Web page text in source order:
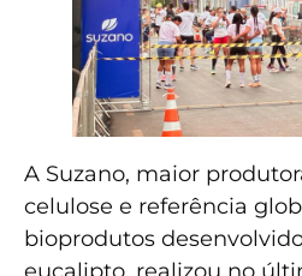
A Suzano, maior
celulose e referência
bioprodutos